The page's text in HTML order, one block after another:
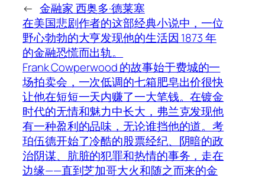
← 金融家 西奥多·德莱塞
在美国悲剧作者的这部经典小说中，一位
野心勃勃的大亨发现他的生活因 1873 年
的金融恐慌而出轨。
Frank Cowperwood 的故事始于费城的一
场拍卖会，一次低调的七箱肥皂出价很快
让他在短短一天内赚了一大笔钱。在镀金
时代的无情和魅力中长大，弗兰克发现他
有一种盈利的品味，无论谁挡他的道。考
珀伍德开始了冷酷的股票经纪、阴暗的政
治阴谋、肮脏的犯罪和热情的事务，走在
边缘——直到芝加哥大火和随之而来的金